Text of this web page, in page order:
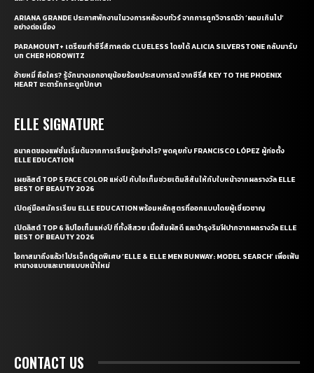
ARIANA GRANDE ประกาศพักงานในวงการหลังจบทัวร์ จากการถูกวิจารณ์ว่า ‘ผอมเกินไป’
อย่างต่อเนื่อง
PARAMOUNT+ เตรียมทำซีรี่ส์ภาคต่อ CLUELESS โดยได้ ALICIA SILVERSTONE กลับมารับ
บท CHER HOROWITZ
อ้ายหมี่ คือใคร? รู้จักนางเอกอายุน้อยร้อยประสบการณ์ จากซีรี่ส์ KEY TO THE PHOENIX
HEART ชะตารักกระดูกปักษา
ELLE SIGNATURE
อนาคตของแฟชั่นเริ่มต้นจากการเรียนรู้อย่างไร? พูดคุยกับ FRANCISCO LÓPEZ ผู้ก่อตั้ง
ELLE EDUCATION
เผยลิสต์ TOP 5 FACE COLOR แห่งปี กับไอเท็มช่วยเติมสีสันให้กับใบหน้าจากผลรางวัล ELLE
BEST OF BEAUTY 2026
เปิดคู่มือสมัครเรียน ELLE EDUCATION พร้อมหลักสูตรที่ออกแบบโดยผู้เชี่ยวชาญ
เปิดลิสต์ TOP 6 ลิปไอเท็มแห่งปี ที่ทั้งสีสวย เนื้อสัมผัสดี และบำรุงริมฝีปากจากผลรางวัล ELLE
BEST OF BEAUTY 2026
โอกาสมาถึงแล้ว! โปรเจ็กต์สุดพิเศษ ‘ELLE & ELLE MEN RUNWAY: MODEL SEARCH’ เพื่อเฟ้น
หานางแบบและนายแบบหน้าใหม่
CONTACT US